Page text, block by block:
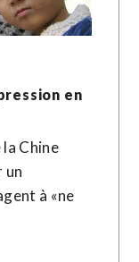
en
Chine
un
à «ne